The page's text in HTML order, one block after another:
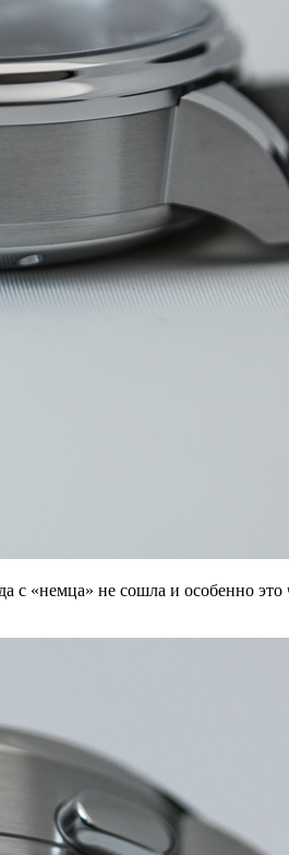
«немца» не сошла и особенно это